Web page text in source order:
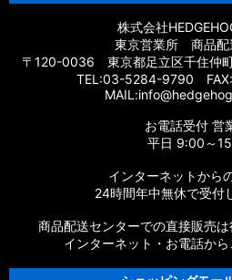
株式会社
東京営業所 商品配
〒120-0036 東京都足立区千住仲
TEL:03-5284-9790
お電話受付 営
平日 9:00～
インターネットから
24時間年中無休で受付
商品配送センターでの直接販売は
インターネット・お電話から